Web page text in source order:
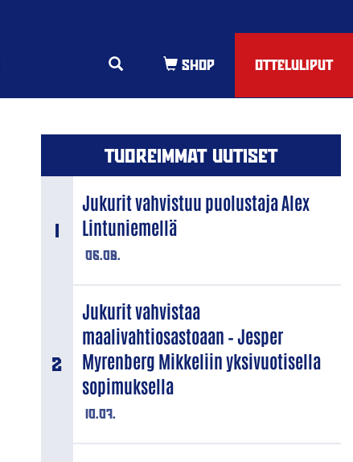
OTTELULIPUT
TUOREIMMAT UUTISET
06.08.
Jukurit vahvistuu puolustaja Alex
Lintuniemellä
10.07.
Jukurit vahvistaa
maalivahtiosastoaan – Jesper
Myrenberg Mikkeliin yksivuotisella
sopimuksella